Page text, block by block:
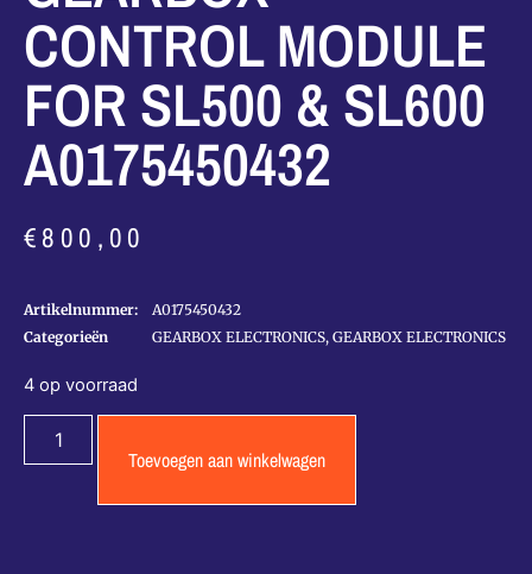
CONTROL MODULE
FOR SL500 & SL600
A0175450432
€800,00
Artikelnummer:
A0175450432
Categorieën
GEARBOX ELECTRONICS, GEARBOX ELECTRONICS
4 op voorraad
Toevoegen aan winkelwagen